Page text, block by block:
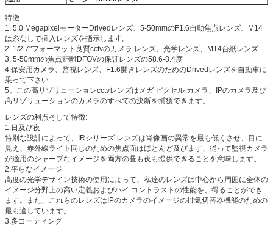
特徴:
1. 5.0 MegapixelモーターDrivedレンズ、5-50mmのF1.6自動焦点レンズ、M14
は糸なしで挿入レンズを指示します。
2. 1/2.7"フォーマット良質cctvのカメラ レンズ、光学レンズ、M14台紙レンズ
3. 5-50mmの焦点距離DFOVの保証レンズの58.6-8.4度
4.保安用カメラ、監視レンズ、F1.6開きレンズのためのDrivedレンズを自動車に
乗って下さい
5。この高リゾリューションcctvレンズはメガ ピクセル カメラ、IPのカメラ及び
高リゾリューションのカメラのすべての決断を捕獲できます。
レンズの利点そして特徴:
1.日及び夜
特別な設計によって、IRシリーズ レンズは肖像画の異常を最も低くさせ、目に
見え、赤外線ライト同じのための焦点面はほとんど及びます、従って監視カメラ
が適用のシャープなイメージを両方の昼も夜も提供できることを意味します。
2.平らなイメージ
高度の光学デザイン技術の使用によって、私達のレンズは中心から周囲に全体の
イメージ分野上の高い定義およびハイ コントラストの性能を、得ることができ
ます。また、これらのレンズはIPのカメラのイメージの排気切替器機能のための
最も適しています。
3.多コーティング